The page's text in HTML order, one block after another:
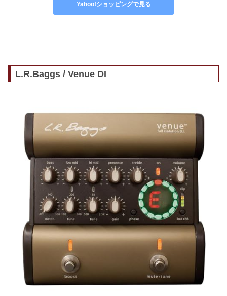
Yahoo!ショッピングで見る
L.R.Baggs / Venue DI